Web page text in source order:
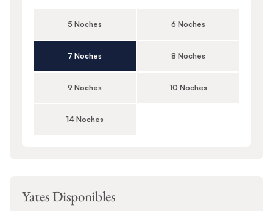
5 Noches 6 Noches
7 Noches 8 Noches
9 Noches 10 Noches
14 Noches
Yates Disponibles